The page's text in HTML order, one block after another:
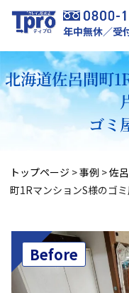
年中無休／受
北海道佐呂間町
ゴミ
トップページ >事例 >佐
町1RマンションS様のゴ
Before